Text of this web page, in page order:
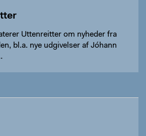
Uttenreitter om nyheder fra
bl.a. nye udgivelser af Jóhann